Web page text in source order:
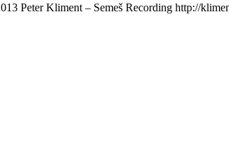
Peter Kliment – Semeš Recording http://